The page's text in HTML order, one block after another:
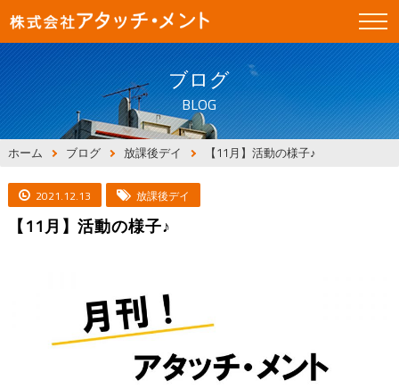
ブログ
BLOG
ホーム ブログ 放課後デイ 【11月】活動の様子♪
2021.12.13 放課後デイ
【11月】活動の様子♪